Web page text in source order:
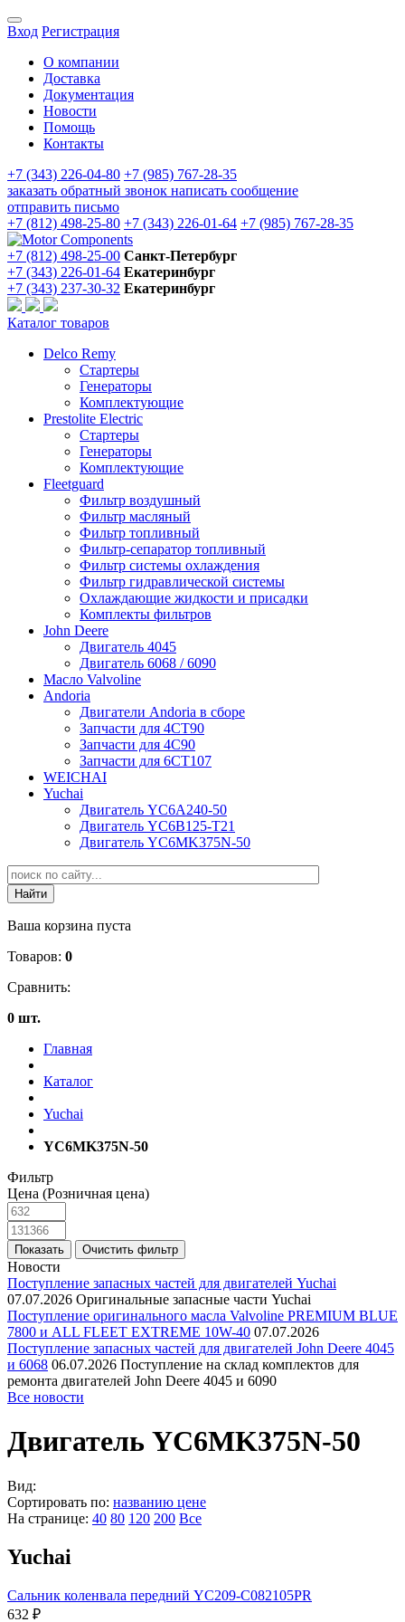
Вход Регистрация
О компании
Доставка
Документация
Новости
Помощь
Контакты
+7 (343) 226-04-80 +7 (985) 767-28-35
заказать обратный звонок написать сообщение
отправить письмо
+7 (812) 498-25-80 +7 (343) 226-01-64 +7 (985) 767-28-35
+7 (812) 498-25-00 Санкт-Петербург
+7 (343) 226-01-64 Екатеринбург
+7 (343) 237-30-32 Екатеринбург
Каталог товаров
Delco Remy
Стартеры
Генераторы
Комплектующие
Prestolite Electric
Стартеры
Генераторы
Комплектующие
Fleetguard
Фильтр воздушный
Фильтр масляный
Фильтр топливный
Фильтр-сепаратор топливный
Фильтр системы охлаждения
Фильтр гидравлической системы
Охлаждающие жидкости и присадки
Комплекты фильтров
John Deere
Двигатель 4045
Двигатель 6068 / 6090
Масло Valvoline
Andoria
Двигатели Andoria в сборе
Запчасти для 4CT90
Запчасти для 4С90
Запчасти для 6CT107
WEICHAI
Yuchai
Двигатель YC6A240-50
Двигатель YC6B125-T21
Двигатель YC6MK375N-50
Ваша корзина пуста
Товаров: 0
Сравнить:
0 шт.
Главная
Каталог
Yuchai
YC6MK375N-50
Фильтр
Цена (Розничная цена)
Новости
Поступление запасных частей для двигателей Yuchai
07.07.2026 Оригинальные запасные части Yuchai
Поступление оригинального масла Valvoline PREMIUM BLUE
7800 и ALL FLEET EXTREME 10W-40 07.07.2026
Поступление запасных частей для двигателей John Deere 4045
и 6068 06.07.2026 Поступление на склад комплектов для
ремонта двигателей John Deere 4045 и 6090
Все новости
Двигатель YC6MK375N-50
Вид:
Сортировать по: названию цене
На странице: 40 80 120 200 Все
Yuchai
Сальник коленвала передний YC209-C082105PR
632 ₽